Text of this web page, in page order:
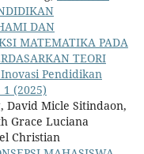
DAN
MATEMATIKA PADA
TEORI
Pendidikan
(2025)
David Micle Sitindaon,
Grace Luciana
Christian